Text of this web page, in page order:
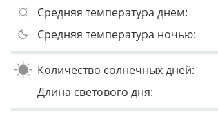
Средняя температура днем:
Средняя температура ночью:
Количество солнечных дней:
Длина светового дня: